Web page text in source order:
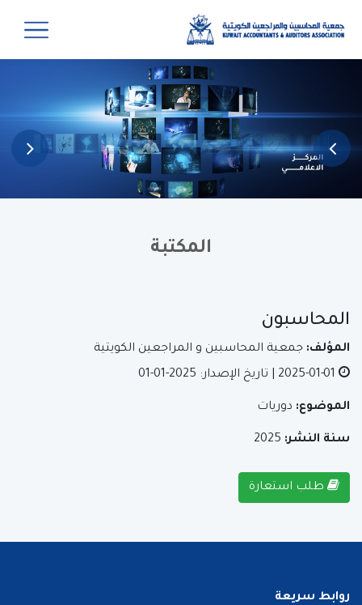
المكتبة
المحاسبون
المؤلف: جمعية المحاسبين و المراجعين الكويتية
2025-01-01
| تاريخ الإصدار: 2025-01-01
الموضوع: دوريات
سنة النشر:
طلب استعارة
روابط سريعة